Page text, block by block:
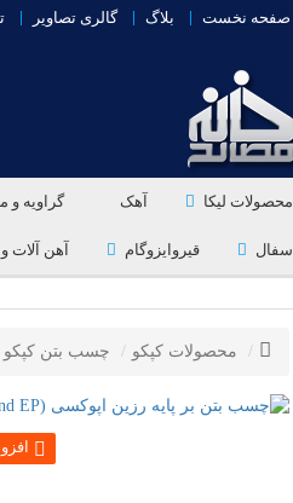
صفحه نخست بلاگ گالری تصاویر
محصولات لیکا آهک گراویه و
سفال قیروایزوگام آهن آلات
محصولات کپکو چسب بتن کپکو